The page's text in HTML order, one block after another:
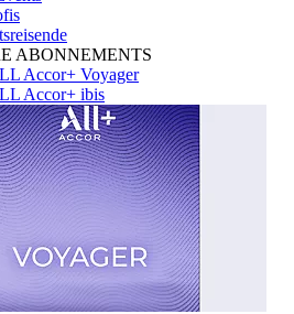
ABONNEMENTS
Accor+ Voyager
Accor+ ibis